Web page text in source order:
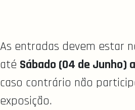
As entradas devem estar
até Sábado (04 de Junho)
caso contrário não
exposição.